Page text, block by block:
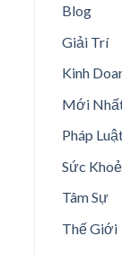
Blog
Giải Trí
Kinh
Mới
Pháp
Sức Khoẻ
Tâm Sự
Thế Giới